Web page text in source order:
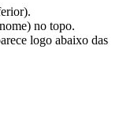
no topo.
logo abaixo das